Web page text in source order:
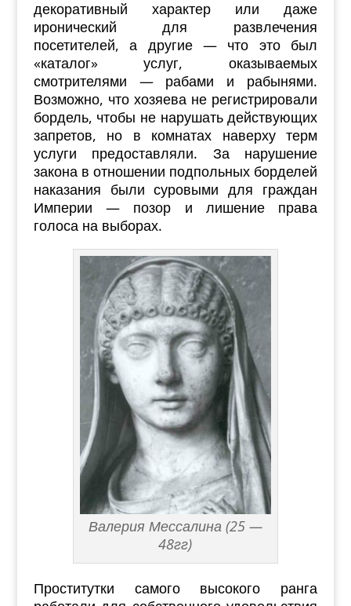
декоративный характер или даже
иронический для развлечения
посетителей, а другие — что это был
«каталог» услуг, оказываемых
смотрителями — рабами и рабынями.
Возможно, что хозяева не регистрировали
бордель, чтобы не нарушать действующих
запретов, но в комнатах наверху терм
услуги предоставляли. За нарушение
закона в отношении подпольных борделей
наказания были суровыми для граждан
Империи — позор и лишение права
голоса на выборах.
Валерия Мессалина (25 —
48гг)
Проститутки самого высокого ранга